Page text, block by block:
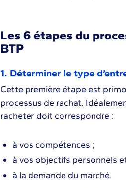
Les 6 étapes du
BTP
1. Déterminer le type
Cette première étape est
processus de rachat.
racheter doit correspondre :
à vos compétences ;
à vos objectifs personnels
à la demande du marché.